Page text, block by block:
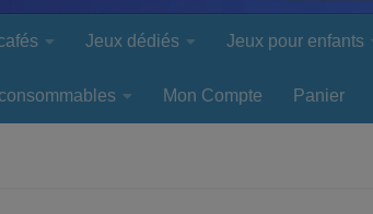
Jeux dédiés Jeux pour enfants
Mon Compte Panier